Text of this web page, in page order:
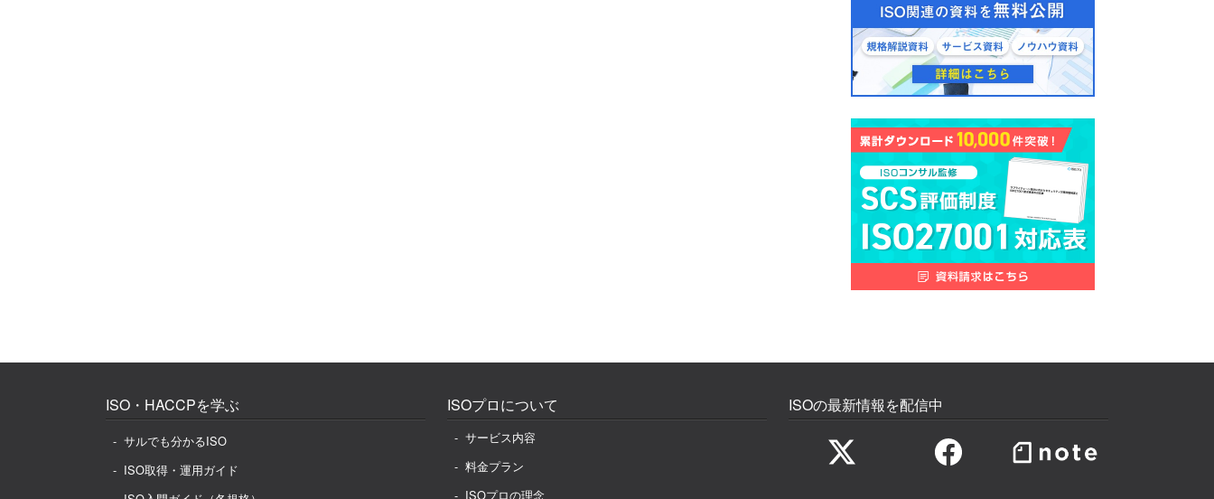
ISO・HACCPを学ぶ
サルでも分かるISO
ISO取得・運用ガイド
ISOプロについて
サービス内容
料金プラン
ISOプロの理念
ISOの最新情報を配信中